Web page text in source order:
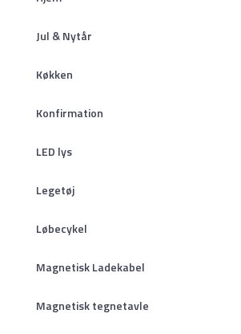
Jul & Nytår
Køkken
Konfirmation
LED lys
Legetøj
Løbecykel
Magnetisk Ladekabel
Magnetisk tegnetavle